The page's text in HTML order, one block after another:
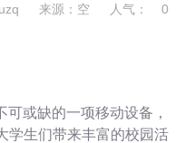
来源：空 人气： 0
或缺的一项移动设备，
学生们带来丰富的校园活